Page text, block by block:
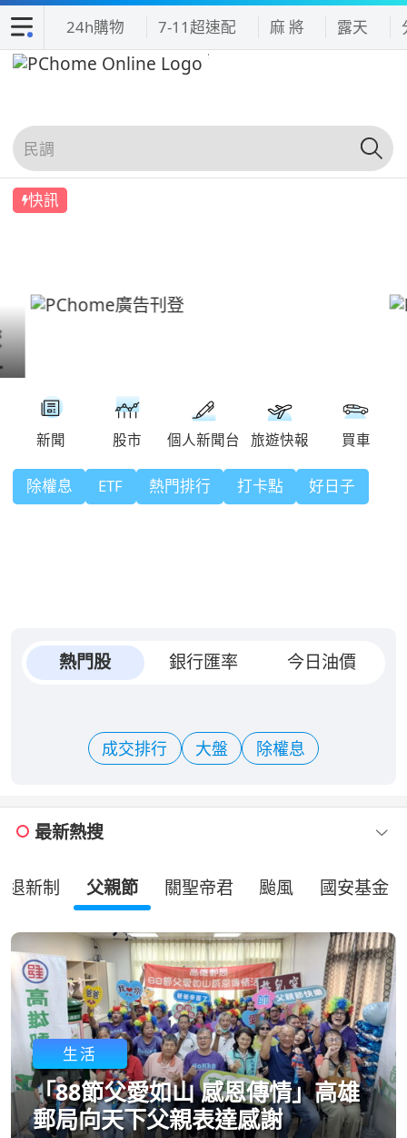
24h購物 7-11超速配 麻 將 露天
快訊
除權息 ETF 熱門排行 打卡點 好日子
熱門股 銀行匯率 今日油價
成交排行 大盤 除權息
最新熱搜
退新制 父親節 關聖帝君 颱風 國安基金
生活
「88節父愛如山 感恩傳情」高雄
郵局向天下父親表達感謝